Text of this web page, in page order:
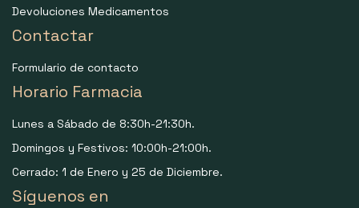
Devoluciones Medicamentos
Contactar
Formulario de contacto
Horario Farmacia
Lunes a Sábado de 8:30h-21:30h.
Domingos y Festivos: 10:00h-21:00h.
Cerrado: 1 de Enero y 25 de Diciembre.
Síguenos en